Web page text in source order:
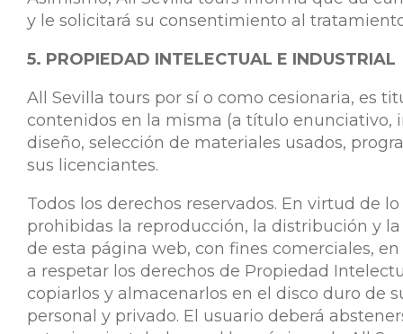
y le solicitará su consentimiento al
5. PROPIEDAD INTELECTUAL E INDUSTRIAL
All Sevilla tours por sí o como cesionaria, es
contenidos en la misma (a título enunciativo,
diseño, selección de materiales usados,
sus licenciantes.
Todos los derechos reservados. En virtud de
prohibidas la reproducción, la distribución y
de esta página web, con fines comerciales,
a respetar los derechos de Propiedad
copiarlos y almacenarlos en el disco duro de
personal y privado. El usuario deberá